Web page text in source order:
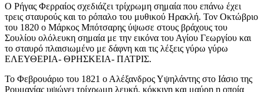
Ο Ρήγας Φερραίος σχεδιάζει τρίχρωμη σημαία που επάνω έχει
τρεις σταυρούς και το ρόπαλο του μυθικού Ηρακλή. Τον Οκτώβριο
του 1820 ο Μάρκος Μπότσαρης ύψωσε στους βράχους του
Σουλίου ολόλευκη σημαία με την εικόνα του Αγίου Γεωργίου και
το σταυρό πλαισιωμένο με δάφνη και τις λέξεις γύρω γύρω
ΕΛΕΥΘΕΡΙΑ- ΘΡΗΣΚΕΙΑ- ΠΑΤΡΙΣ.
Το Φεβρουάριο του 1821 ο Αλέξανδρος Υψηλάντης στο Ιάσιο της
Ρουμανίας υψώνει τρίχρωμη λευκή, κόκκινη και μαύρη η οποία